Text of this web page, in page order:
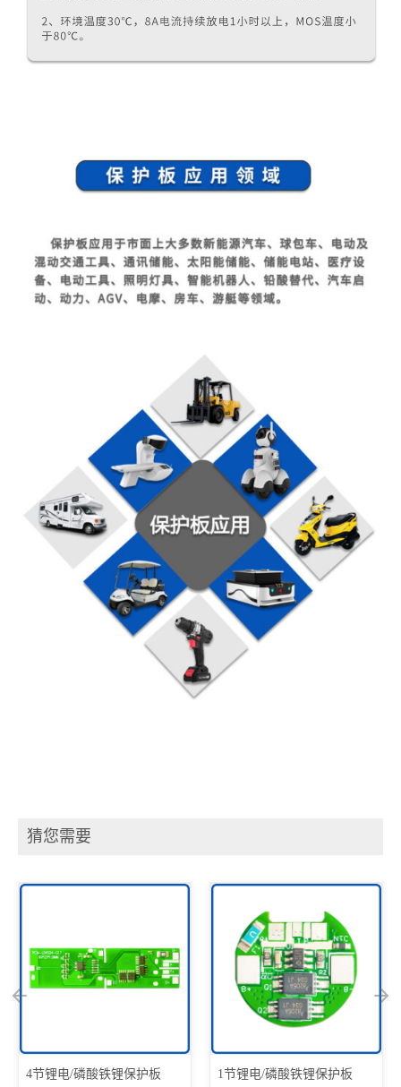
猜您需要
1节锂电/磷酸铁锂保护板 1节锂电/磷酸铁锂保护板